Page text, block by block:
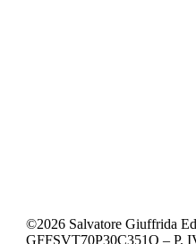
©2026Salvatore Giuffrida
GFFSVT70P30C351O – P.